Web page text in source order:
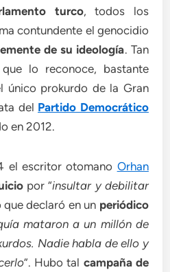
turco, todos los
contundente el genocidio
de su ideología. Tan
lo reconoce, bastante
único prokurdo de la Gran
del Partido Democrático
en 2012.
el escritor otomano Orhan
por “insultar y debilitar
que declaró en un periódico
mataron a un millón de
Nadie habla de ello y
”. Hubo tal campaña de